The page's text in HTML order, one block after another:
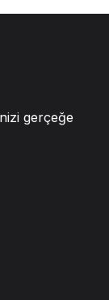
gerçeğe